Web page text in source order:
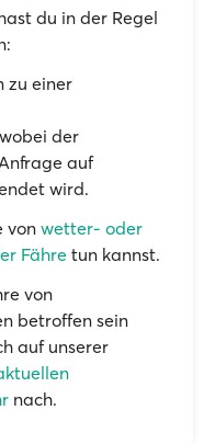
du in der Regel
zu einer
der
auf
wird.
vonwetter- oder
Fähre tun kannst.
von
betroffen sein
auf unserer
nach.